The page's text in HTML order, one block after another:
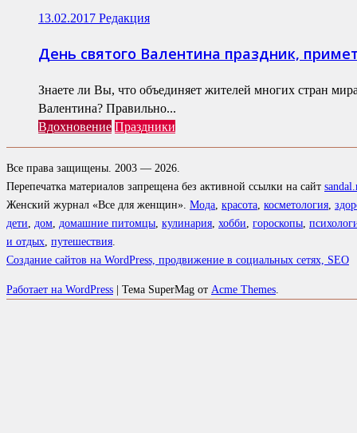
13.02.2017 Редакция
День святого Валентина праздник,
Знаете ли Вы, что объединяет жителей многих стран
Валентина? Правильно...
Вдохновение Праздники
Все права защищены. 2003 — 2026.
Перепечатка материалов запрещена без активной ссылки на сайт
Женский журнал «Все для женщин». Мода, красота, косметология,
дети, дом, домашние питомцы, кулинария, хобби, гороскопы,
и отдых, путешествия.
Создание сайтов на WordPress, продвижение в социальных сетях, SEO
Работает на WordPress Тема SuperMag от Acme Themes.